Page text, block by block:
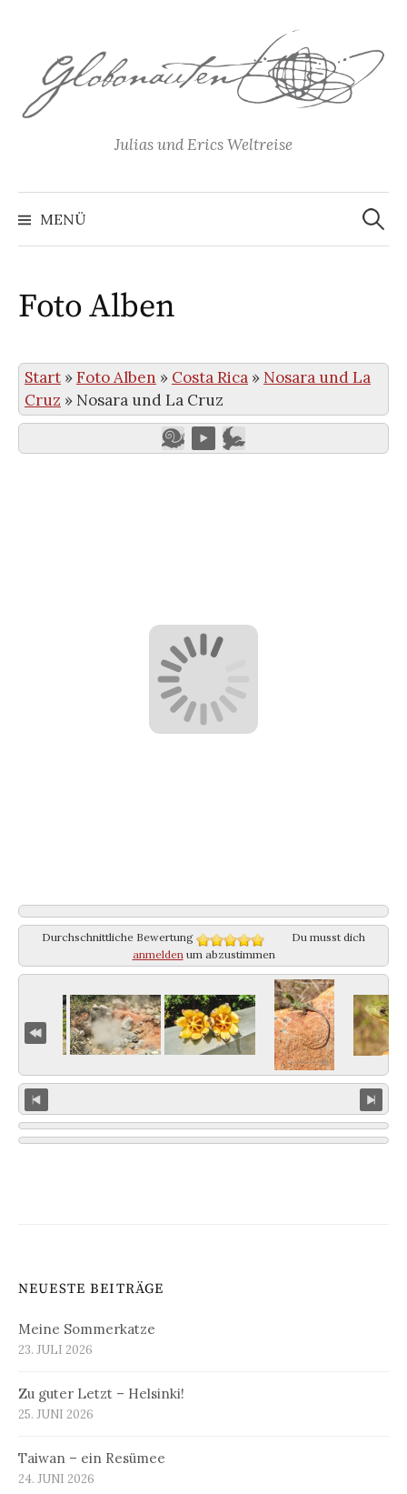
Inhalt
Julias und Erics Weltreise
MENÜ
Suchen
nach:
Foto Alben
Start »Foto Alben » Costa Rica » Nosara und La
Cruz » Nosara und La Cruz
Durchschnittliche Bewertung
Du musst dich
anmelden um abzustimmen
NEUESTE BEITRÄGE
Meine Sommerkatze
23. JULI 2026
Zu guter Letzt – Helsinki!
25. JUNI 2026
Taiwan – ein Resümee
24. JUNI 2026